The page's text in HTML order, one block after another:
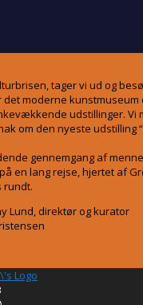
tager vi ud og
moderne kunstmuseum
udstillinger. Vi
om den nyeste udstilling
gennemgang af
en lang rejse, hjertet af
rundt.
Lund, direktør og kurator